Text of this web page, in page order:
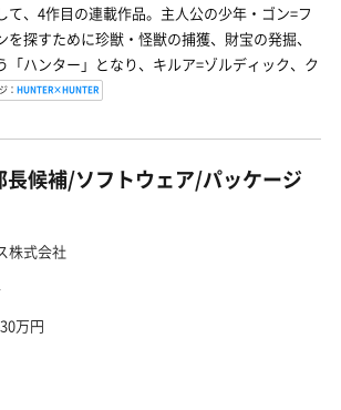
て、4作目の連載作品。主人公の少年・ゴン=フ
を探すために珍獣・怪獣の捕獲、財宝の発掘、
「ハンター」となり、キルア=ゾルディック、ク
： HUNTER×HUNTER
候補/ソフトウェア/パッケージ
株式会社
万円